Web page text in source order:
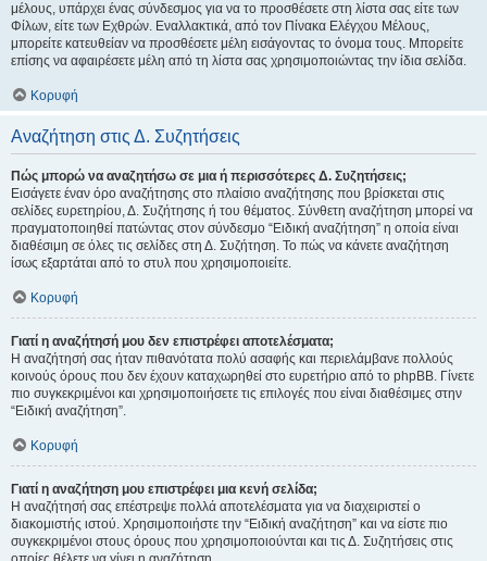
μέλους, υπάρχει ένας σύνδεσμος για να το προσθέσετε στη λίστα σας είτε των
Φίλων, είτε των Εχθρών. Εναλλακτικά, από τον Πίνακα Ελέγχου Μέλους,
μπορείτε κατευθείαν να προσθέσετε μέλη εισάγοντας το όνομα τους. Μπορείτε
επίσης να αφαιρέσετε μέλη από τη λίστα σας χρησιμοποιώντας την ίδια σελίδα.
Κορυφή
Αναζήτηση στις Δ. Συζητήσεις
Πώς μπορώ να αναζητήσω σε μια ή περισσότερες Δ. Συζητήσεις;
Εισάγετε έναν όρο αναζήτησης στο πλαίσιο αναζήτησης που βρίσκεται στις
σελίδες ευρετηρίου, Δ. Συζήτησης ή του θέματος. Σύνθετη αναζήτηση μπορεί να
πραγματοποιηθεί πατώντας στον σύνδεσμο “Ειδική αναζήτηση” η οποία είναι
διαθέσιμη σε όλες τις σελίδες στη Δ. Συζήτηση. Το πώς να κάνετε αναζήτηση
ίσως εξαρτάται από το στυλ που χρησιμοποιείτε.
Κορυφή
Γιατί η αναζήτησή μου δεν επιστρέφει αποτελέσματα;
Η αναζήτησή σας ήταν πιθανότατα πολύ ασαφής και περιελάμβανε πολλούς
κοινούς όρους που δεν έχουν καταχωρηθεί στο ευρετήριο από το phpBB. Γίνετε
πιο συγκεκριμένοι και χρησιμοποιήσετε τις επιλογές που είναι διαθέσιμες στην
“Ειδική αναζήτηση”.
Κορυφή
Γιατί η αναζήτηση μου επιστρέφει μια κενή σελίδα;
Η αναζήτησή σας επέστρεψε πολλά αποτελέσματα για να διαχειριστεί ο
διακομιστής ιστού. Χρησιμοποιήστε την “Ειδική αναζήτηση” και να είστε πιο
συγκεκριμένοι στους όρους που χρησιμοποιούνται και τις Δ. Συζητήσεις στις